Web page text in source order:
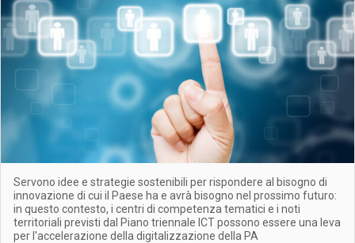
Servono idee e strategie sostenibili per rispondere al bisogno di
innovazione di cui il Paese ha e avrà bisogno nel prossimo futuro:
in questo contesto, i centri di competenza tematici e i noti
territoriali previsti dal Piano triennale ICT possono essere una leva
per l'accelerazione della digitalizzazione della PA